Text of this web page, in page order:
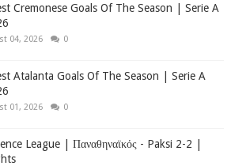
Cremonese Goals Of The Season | Serie A
04, 2026 0
Atalanta Goals Of The Season | Serie A
01, 2026 0
League | Παναθηναϊκός - Paksi 2-2 |